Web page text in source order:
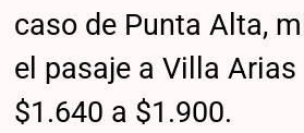
caso de Punta Alta,
el pasaje a Villa Arias
$1.640 a $1.900.